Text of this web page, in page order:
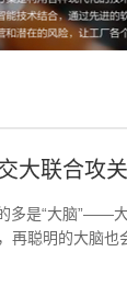
大联合攻
多是“大脑”——
再聪明的大脑也